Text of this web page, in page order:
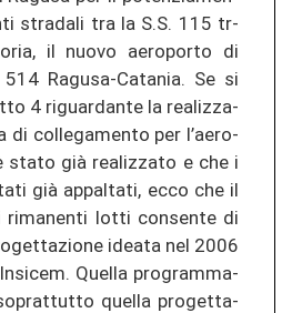
stra­da­li tra la S.S. 115 tr­
il nuovo ae­ro­por­to di
Ragusa-​Catania. Se si
4 ri­guar­dan­te la re­a­li­z­za­
di col­le­ga­men­to per l’ae­ro­
stato già re­a­li­z­za­to e che i
già ap­pal­ta­ti, ecco che il
ri­ma­nen­ti lotti con­sen­te di
idea­ta nel 2006
Quel­la pro­gram­ma­
quel­la pro­get­ta­